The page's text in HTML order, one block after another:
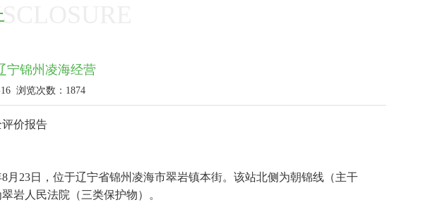
宁锦州凌海经营
浏览次数：1874
价报告
23日，位于辽宁省锦州凌海市翠岩镇本街。该站北侧为朝锦线（主干
岩人民法院（三类保护物）。